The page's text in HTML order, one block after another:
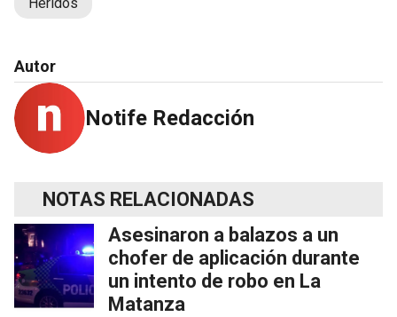
Autor
Notife Redacción
NOTAS RELACIONADAS
Asesinaron a balazos a un
chofer de aplicación durante
un intento de robo en La
Matanza